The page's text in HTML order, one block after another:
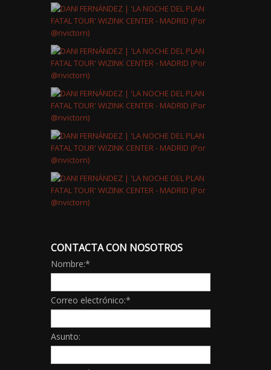
CONTACTA CON NOSOTROS
Nombre:*
Correo electrónico:*
Asunto: